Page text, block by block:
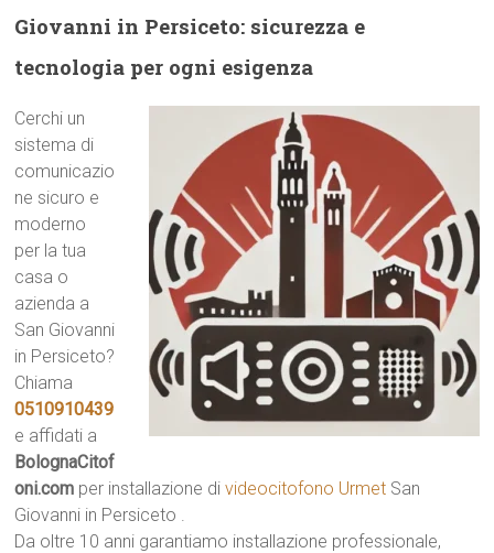
Giovanni in Persiceto: sicurezza e
tecnologia per ogni esigenza
Cerchi un
sistema di
comunicazio
ne sicuro e
moderno
per la tua
casa o
azienda a
San Giovanni
in Persiceto?
Chiama
0510910439
e affidati a
BolognaCitof
oni.com per installazione divideocitofono Urmet San
Giovanni in Persiceto .
Da oltre 10 anni garantiamo installazione professionale,